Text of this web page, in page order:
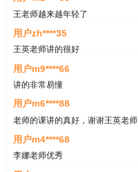
王老师越来越年轻了
用户zh****35
王英老师讲的很好
用户m9****66
讲的非常易懂
用户m6****88
老师的课讲的真好，谢谢王英老师
用户m4****68
李娜老师优秀